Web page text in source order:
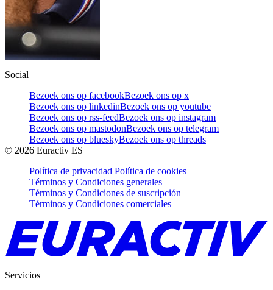
Social
Bezoek ons op facebookBezoek ons op x
Bezoek ons op linkedinBezoek ons op youtube
Bezoek ons op rss-feedBezoek ons op instagram
Bezoek ons op mastodonBezoek ons op telegram
Bezoek ons op blueskyBezoek ons op threads
© 2026 Euractiv ES
Política de privacidad Política de cookies
Términos y Condiciones generales
Términos y Condiciones de suscripción
Términos y Condiciones comerciales
Servicios